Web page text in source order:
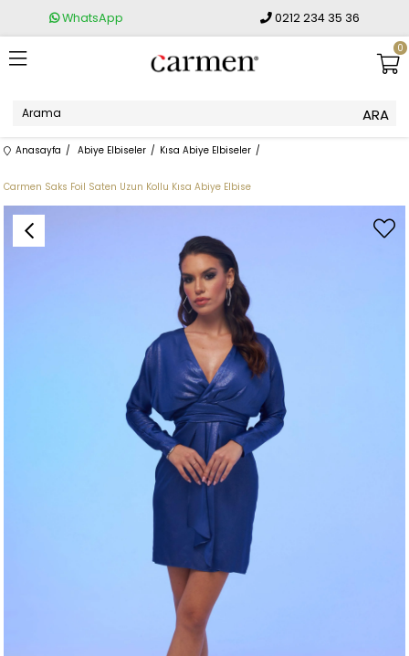
WhatsApp 0212 234 35 36
0
Anasayfa Abiye Elbiseler Kısa Abiye Elbiseler
Carmen Saks Foil Saten Uzun Kollu Kısa Abiye Elbise